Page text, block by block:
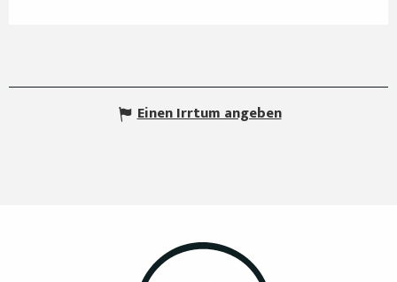
Einen Irrtum angeben